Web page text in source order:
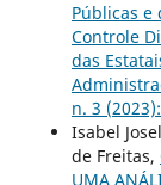
Públicas e
Controle
das
n. 3
Isabel
de Freitas,
UMA